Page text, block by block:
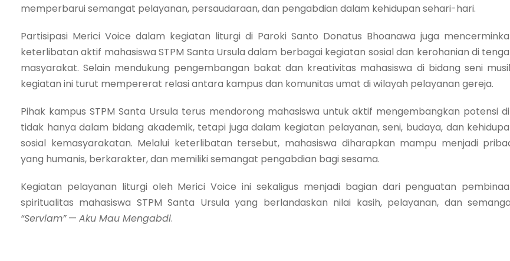
memperbarui semangat pelayanan, persaudaraan, dan pengabdian dalam kehidupan sehari-hari.
Partisipasi Merici Voice dalam kegiatan liturgi di Paroki Santo Donatus Bhoanawa juga
keterlibatan aktif mahasiswa STPM Santa Ursula dalam berbagai kegiatan sosial dan kerohanian di
masyarakat. Selain mendukung pengembangan bakat dan kreativitas mahasiswa di bidang seni
kegiatan ini turut mempererat relasi antara kampus dan komunitas umat di wilayah pelayanan gereja.
Pihak kampus STPM Santa Ursula terus mendorong mahasiswa untuk aktif mengembangkan potensi
tidak hanya dalam bidang akademik, tetapi juga dalam kegiatan pelayanan, seni, budaya, dan
sosial kemasyarakatan. Melalui keterlibatan tersebut, mahasiswa diharapkan mampu menjadi
yang humanis, berkarakter, dan memiliki semangat pengabdian bagi sesama.
Kegiatan pelayanan liturgi oleh Merici Voice ini sekaligus menjadi bagian dari penguatan
spiritualitas mahasiswa STPM Santa Ursula yang berlandaskan nilai kasih, pelayanan, dan
“Serviam”— Aku Mau Mengabdi.